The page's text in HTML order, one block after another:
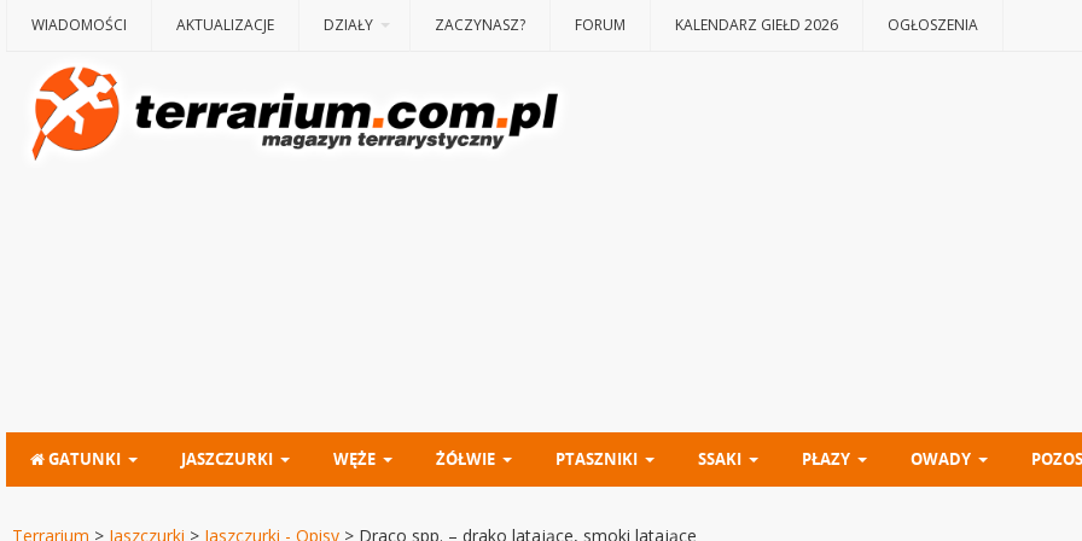
WIADOMOŚCI AKTUALIZACJE DZIAŁY ZACZYNASZ? FORUM KALENDARZ GIEŁD 2026 OGŁOSZENIA
GATUNKI JASZCZURKI WĘŻE ŻÓŁWIE PTASZNIKI SSAKI PŁAZY OWADY
Terrarium > Jaszczurki > Jaszczurki - Opisy > Draco spp. – drako latające, smoki latające